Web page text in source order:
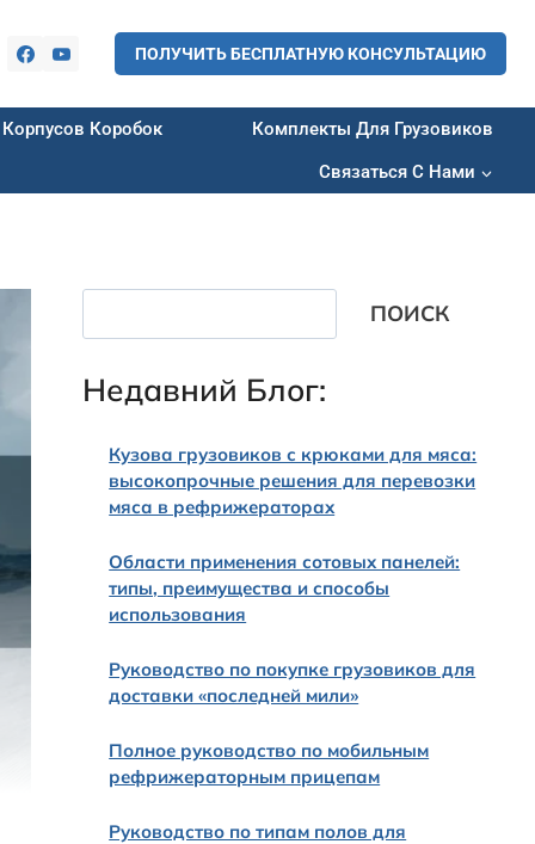
ПОЛУЧИТЬ БЕСПЛАТНУЮ КОНСУЛЬТАЦИЮ
Коробок
Комплекты Для Грузовиков
Связаться С Нами
ПОИСК
Недавний Блог:
Кузова грузовиков с крюками для мяса:
высокопрочные решения для перевозки
мяса в рефрижераторах
Области применения сотовых панелей:
типы, преимущества и способы
использования
Руководство по покупке грузовиков для
доставки «последней мили»
Полное руководство по мобильным
рефрижераторным прицепам
Руководство по типам полов для